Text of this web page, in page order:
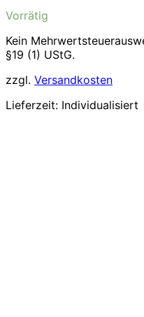
Vorrätig
Kein
§19 (1) UStG.
zzgl. Versandkosten
Lieferzeit: Individualisiert